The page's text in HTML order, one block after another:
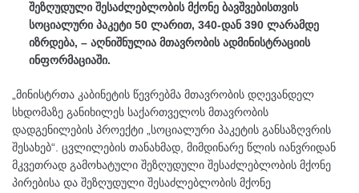
შეზღუდული შესაძლებლობის მქონე ბავშვებისთვის
სოციალური პაკეტი 50 ლარით, 340-დან 390 ლარამდე
იზრდება, – აღნიშნულია მთავრობის ადმინისტრაციის
ინფორმაციაში.
„მინისტრთა კაბინეტის წევრებმა მთავრობის დღევანდელ
სხდომაზე განიხილეს საქართველოს მთავრობის
დადგენილების პროექტი „სოციალური პაკეტის განსაზღვრის
შესახებ“. ცვლილების თანახმად, მიმდინარე წლის იანვრიდან
მკვეთრად გამოხატული შეზღუდული შესაძლებლობის მქონე
პირებისა და შეზღუდული შესაძლებლობის მქონე